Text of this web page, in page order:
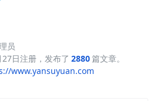
员
日注册，发布了 2880篇文章。
www.yansuyuan.com